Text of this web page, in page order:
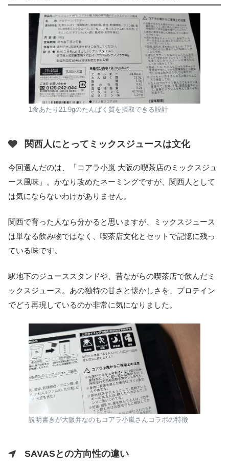
1食あたり21.9gのたんぱく質を摂取できる設計
関西人にとってミックスジュースは文化
今回選んだのは、「コアラ小嵐 大阪の喫茶店のミックスジュ
ース風味」。かなり攻めたネーミングですが、関西人として
は気にならないわけがありません。
関西で育った人なら分かると思いますが、ミックスジュース
は単なる飲み物ではなく、喫茶店文化とセットで記憶に残っ
ている味です。
駅地下のジューススタンドや、昔ながらの喫茶店で飲んだミ
ックスジュース。あの独特の甘さと懐かしさを、プロテイン
でどう再現しているのか非常に気になりました。
説明書きが大阪弁なのもコアラ小嵐さんコラボの特徴
SAVASとの方向性の違い